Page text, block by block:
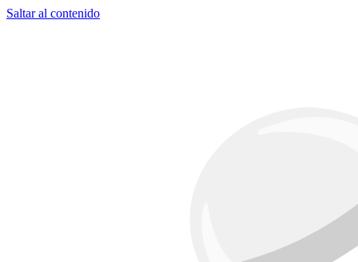
Saltar al contenido